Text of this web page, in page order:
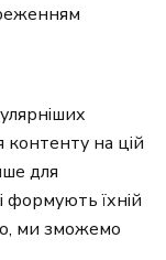
контенту на цій
для
формують їхній
ми зможемо